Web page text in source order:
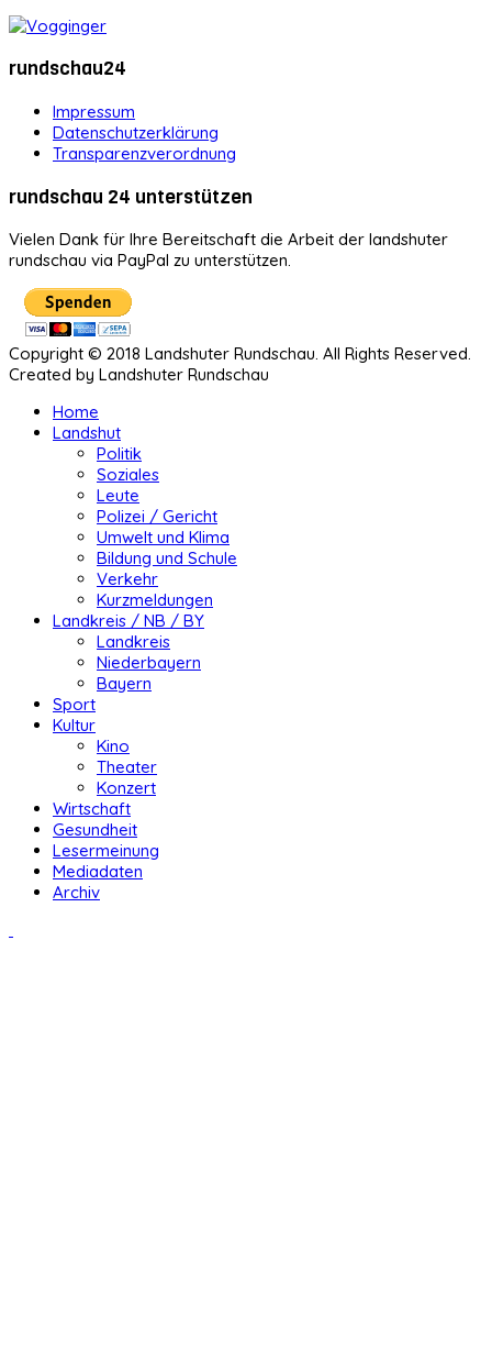
rundschau24
Impressum
Datenschutzerklärung
Transparenzverordnung
rundschau 24 unterstützen
Vielen Dank für Ihre Bereitschaft die Arbeit der landshuter
rundschau via PayPal zu unterstützen.
Copyright © 2018 Landshuter Rundschau. All Rights Reserved.
Created by Landshuter Rundschau
Home
Landshut
Politik
Soziales
Leute
Polizei / Gericht
Umwelt und Klima
Bildung und Schule
Verkehr
Kurzmeldungen
Landkreis / NB / BY
Landkreis
Niederbayern
Bayern
Sport
Kultur
Kino
Theater
Konzert
Wirtschaft
Gesundheit
Lesermeinung
Mediadaten
Archiv